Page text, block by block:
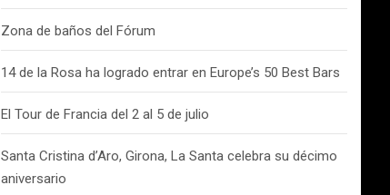
Zona de baños del Fórum
14 de la Rosa ha logrado entrar en Europe’s 50 Best Bars
El Tour de Francia del 2 al 5 de julio
Santa Cristina d’Aro, Girona, La Santa celebra su décimo
aniversario